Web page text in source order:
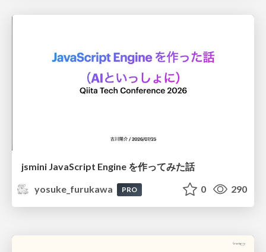
jsmini JavaScript Engine を作ってみた話
yosuke_furukawa
PRO 0 290